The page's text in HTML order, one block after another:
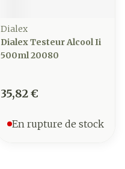
Dialex
Dialex Testeur Alcool Ii
500ml 20080
35,82 €
En rupture de stock